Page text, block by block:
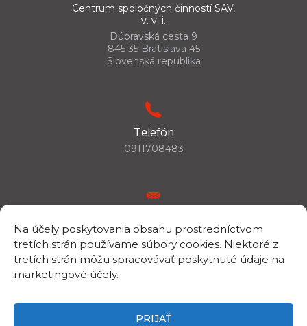
Na účely poskytovania obsahu prostredníctvom
tretích strán používame súbory cookies. Niektoré z
tretích strán môžu spracovávať poskytnuté údaje na
marketingové účely.
PRIJAŤ
Centrum spoločných činností SAV,
v. v. i.
Dúbravská cesta 9
845 35 Bratislava 45
Slovenská republika
Telefón
0911708483
csc.info@savba.sk
IČO/DIČ
IČO: 00398144